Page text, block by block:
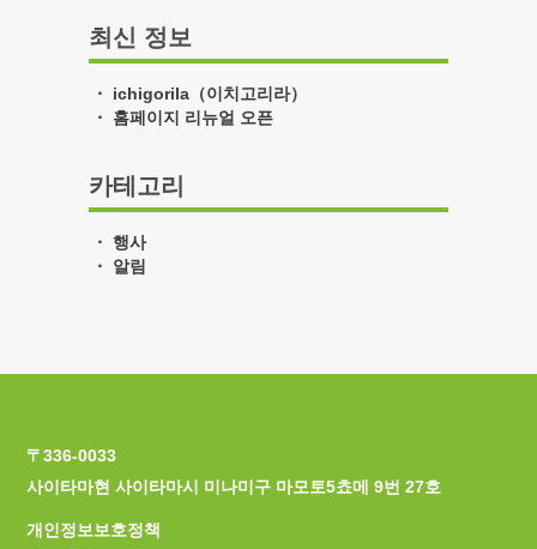
최신 정보
ichigorila（이치고리라）
홈페이지 리뉴얼 오픈
카테고리
행사
알림
〒336-0033
사이타마현 사이타마시 미나미구 마모토5쵸메 9번 27호
개인정보보호정책